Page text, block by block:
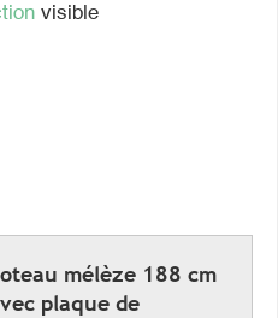
visible
mélèze 188 cm
plaque de